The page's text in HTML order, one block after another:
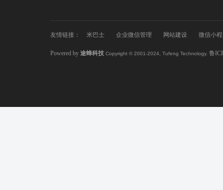
友情链接： 米巴士 企业微信管理 网站建设 微信小
Powered by途蜂科技 Copyright © 2001-2024, Tufeng Technology. 鲁